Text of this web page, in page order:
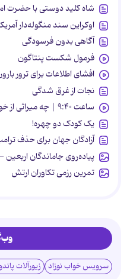
شاه کلید دوستی با حضرت
اوکراین سند منگوله‌دار
آگاهی بدون فرسودگی
فرمول شکست پنتاگون
افشای اطلاعات برای ترور
نجات از غرق شدگی
ساعت ۹:۴۰ | چه میراثی از خود به جای گذاشت؟
یک کودک دو چهره!
آزادگان جهان برای حذف
پیاده‌روی جاماندگان اربعین
تمرین رزمی تکاوران ارتش
سرویس خواب نوزاد زیورآلات